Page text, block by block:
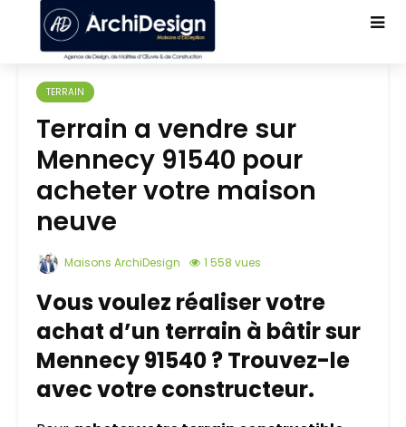
TERRAIN
Terrain a vendre sur
Mennecy 91540 pour
acheter votre maison
neuve
Maisons ArchiDesign 1 558 vues
Vous voulez réaliser votre
achat d’un terrain à bâtir sur
Mennecy 91540 ? Trouvez-le
avec votre constructeur.